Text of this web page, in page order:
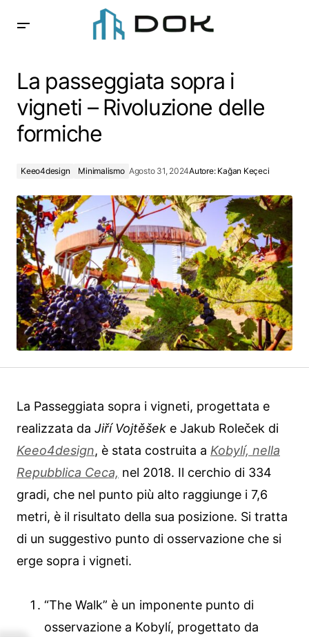
La passeggiata sopra i
vigneti – Rivoluzione delle
formiche
Keeo4design Minimalismo Agosto 31, 2024Autore: Kağan Keçeci
La Passeggiata sopra i vigneti, progettata e
realizzata da Jiří Vojtěšek e Jakub Roleček di
Keeo4design, è stata costruita a Kobylí, nella
Repubblica Ceca, nel 2018. Il cerchio di 334
gradi, che nel punto più alto raggiunge i 7,6
metri, è il risultato della sua posizione. Si tratta
di un suggestivo punto di osservazione che si
erge sopra i vigneti.
“The Walk” è un imponente punto di
osservazione a Kobylí, progettato da